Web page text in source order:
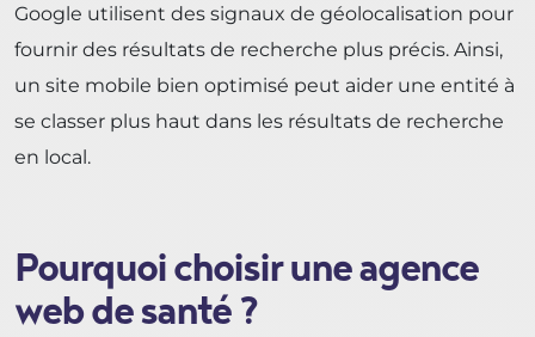
Google utilisent des signaux de géolocalisation pour
fournir des résultats de recherche plus précis. Ainsi,
un site mobile bien optimisé peut aider une entité à
se classer plus haut dans les résultats de recherche
en local.
Pourquoi choisir une agence
web de santé ?